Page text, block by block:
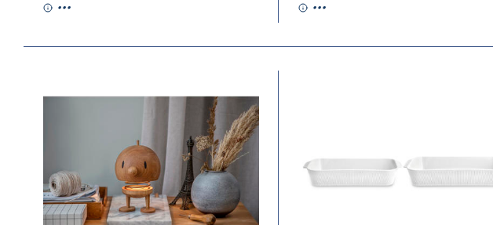
•••
•••